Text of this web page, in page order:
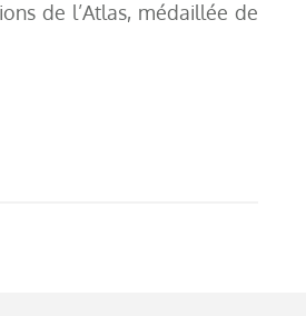
de l’Atlas, médaillée de